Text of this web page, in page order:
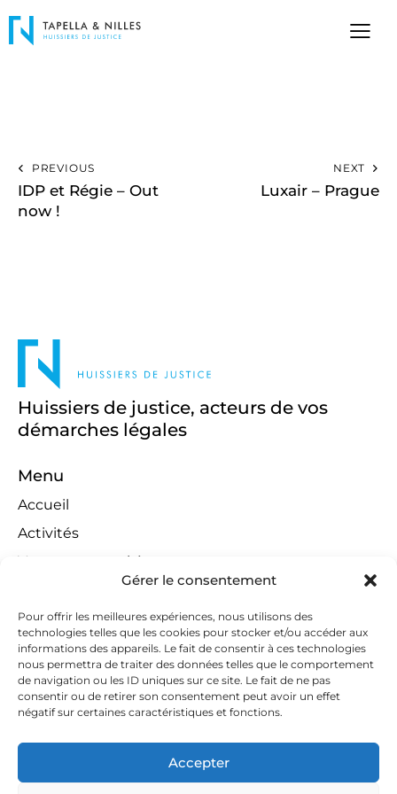
Gérer le consentement
Pour offrir les meilleures expériences, nous utilisons des
technologies telles que les cookies pour stocker et/ou accéder aux
informations des appareils. Le fait de consentir à ces technologies
nous permettra de traiter des données telles que le comportement
de navigation ou les ID uniques sur ce site. Le fait de ne pas
consentir ou de retirer son consentement peut avoir un effet
négatif sur certaines caractéristiques et fonctions.
Accepter
PREVIOUS
IDP et Régie – Out
now !
NEXT
Luxair – Prague
Huissiers de justice, acteurs de vos
démarches légales
Menu
Accueil
Activités
Ventes aux enchères
Compétences territoriales
Jeux concours
Liens
Contact
Contactez-nous